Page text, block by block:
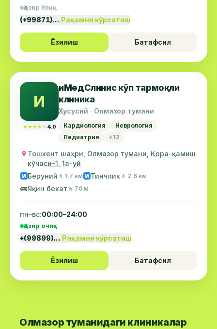
Ҳозир ёпиқ
(+99871)… Рақамни кўрсатиш
Ёзилиш Батафсил
И
★★★★★
★★★★★ 4.0
иМедСлинис кўп тармоқли
клиника
Хусусий · Олмазор тумани
Кардиология
Неврология
Педиатрия
+12
Тошкент шаҳри, Олмазор тумани, Қора-қамиш
кўчаси-1, 1а-уй
М Беруний 🚶 1.7 км М Тинчлик 🚶 2.6 км
🚌Яқин бекат 🚶 70 м
пн–вс:00:00–24:00
Ҳозир очиқ
+(99899)… Рақамни кўрсатиш
Ёзилиш Батафсил
Олмазор туманидаги клиникалар